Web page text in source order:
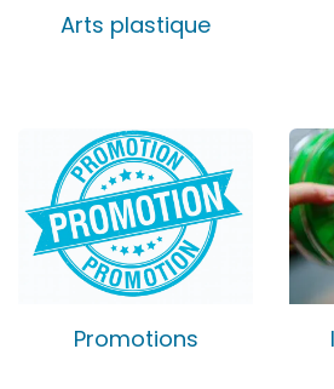
Arts plastique
Promotions